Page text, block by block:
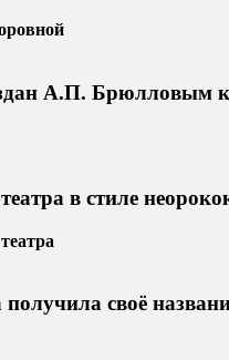
А.П. Брюлловым
в стиле
своё